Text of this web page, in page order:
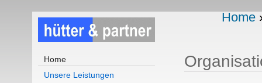
Home
Unsere Leistungen
Home